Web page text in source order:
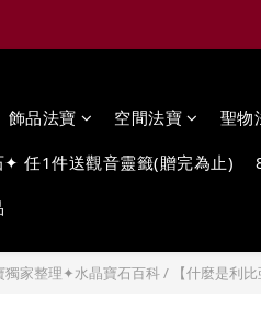
飾品法寶 空間法寶 聖物
✦ 任1件送觀音靈籤(贈完為止)
獨家整理✦水晶寶石百科/ 【什麼是利